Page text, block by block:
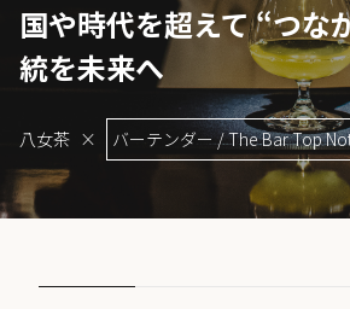
国や時代を超えて “つな
統を未来へ
八女茶 × バーテンダー / The Bar Top